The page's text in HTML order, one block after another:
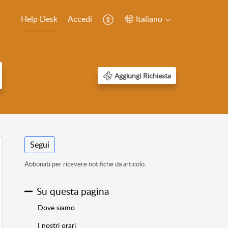
Help Desk Accedi Italiano
Aggiungi Richiesta
Segui
Abbonati per ricevere notifiche da articolo.
Su questa pagina
Dove siamo
I nostri orari